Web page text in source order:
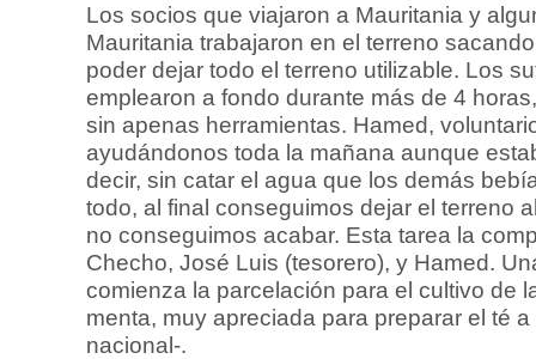
Los socios que viajaron a Mauritania y
Mauritania trabajaron en el terreno
poder dejar todo el terreno utilizable. Los
emplearon a fondo durante más de 4
sin apenas herramientas. Hamed,
ayudándonos toda la mañana aunque
decir, sin catar el agua que los demás
todo, al final conseguimos dejar el terreno
no conseguimos acabar. Esta tarea la
Checho, José Luis (tesorero), y Hamed.
comienza la parcelación para el cultivo de
menta, muy apreciada para preparar el té
nacional-.